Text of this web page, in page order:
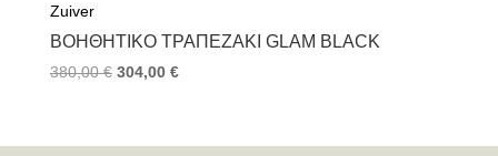
Zuiver
ΒΟΗΘΗΤΙΚΌ ΤΡΑΠΕΖΆΚΙ GLAM BLACK
380,00€ 304,00 €